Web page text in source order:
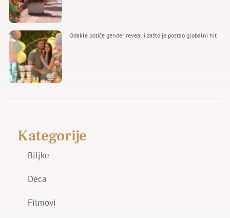
Odakle potiče gender reveal i zašto je postao globalni hit
Kategorije
Biljke
Deca
Filmovi